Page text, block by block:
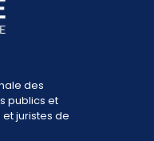
des
publics et
juristes de